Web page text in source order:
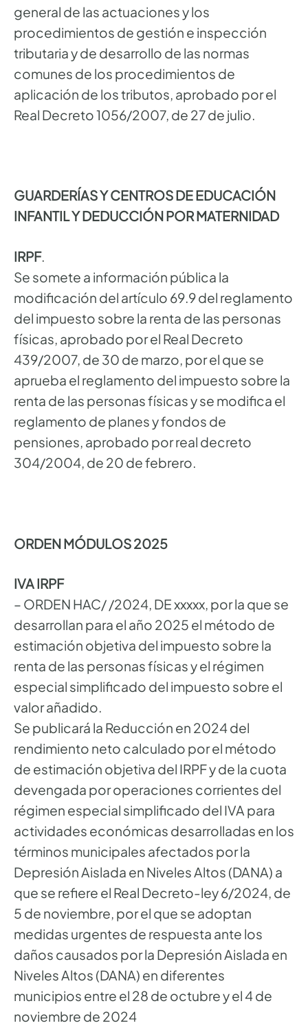
general de las actuaciones y los
procedimientos de gestión e inspección
tributaria y de desarrollo de las normas
comunes de los procedimientos de
aplicación de los tributos, aprobado por el
Real Decreto 1056/2007, de 27 de julio.
GUARDERÍAS Y CENTROS DE EDUCACIÓN
INFANTIL Y DEDUCCIÓN POR MATERNIDAD
IRPF.
Se somete a información pública la
modificación del artículo 69.9 del reglamento
del impuesto sobre la renta de las personas
físicas, aprobado por el Real Decreto
439/2007, de 30 de marzo, por el que se
aprueba el reglamento del impuesto sobre la
renta de las personas físicas y se modifica el
reglamento de planes y fondos de
pensiones, aprobado por real decreto
304/2004, de 20 de febrero.
ORDEN MÓDULOS 2025
IVA IRPF
– ORDEN HAC/ /2024, DE xxxxx, por la que se
desarrollan para el año 2025 el método de
estimación objetiva del impuesto sobre la
renta de las personas físicas y el régimen
especial simplificado del impuesto sobre el
valor añadido.
Se publicará la Reducción en 2024 del
rendimiento neto calculado por el método
de estimación objetiva del IRPF y de la cuota
devengada por operaciones corrientes del
régimen especial simplificado del IVA para
actividades económicas desarrolladas en los
términos municipales afectados por la
Depresión Aislada en Niveles Altos (DANA) a
que se refiere el Real Decreto-ley 6/2024, de
5 de noviembre, por el que se adoptan
medidas urgentes de respuesta ante los
daños causados por la Depresión Aislada en
Niveles Altos (DANA) en diferentes
municipios entre el 28 de octubre y el 4 de
noviembre de 2024